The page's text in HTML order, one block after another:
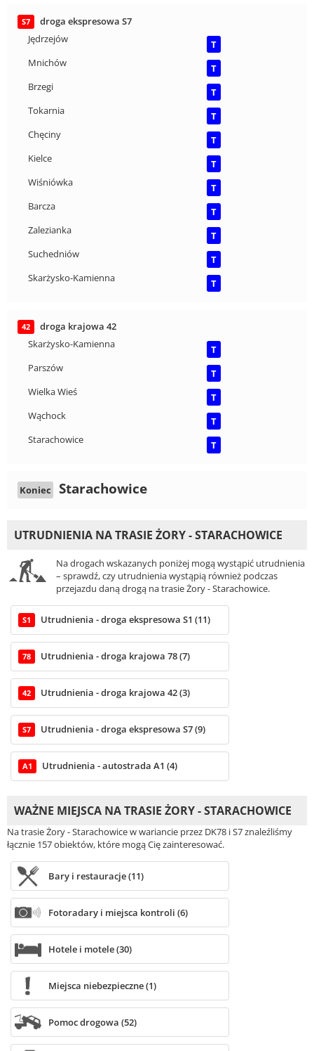
S7
droga ekspresowa S7
Jędrzejów
T
Mnichów
T
Brzegi
T
Tokarnia
T
Chęciny
T
Kielce
T
Wiśniówka
T
Barcza
T
Zalezianka
T
Suchedniów
T
Skarżysko-Kamienna
T
42
droga krajowa 42
Skarżysko-Kamienna
T
Parszów
T
Wielka Wieś
T
Wąchock
T
Starachowice
T
Koniec Starachowice
UTRUDNIENIA NA TRASIE ŻORY - STARACHOWICE
Na drogach wskazanych poniżej mogą wystąpić utrudnienia
– sprawdź, czy utrudnienia wystąpią również podczas
przejazdu daną drogą na trasie Żory - Starachowice.
S1 Utrudnienia - droga ekspresowa S1 (11)
78 Utrudnienia - droga krajowa 78 (7)
42 Utrudnienia - droga krajowa 42 (3)
S7 Utrudnienia - droga ekspresowa S7 (9)
A1 Utrudnienia - autostrada A1 (4)
WAŻNE MIEJSCA NA TRASIE ŻORY - STARACHOWICE
Na trasie Żory - Starachowice w wariancie przez DK78 i S7 znaleźliśmy
łącznie 157 obiektów, które mogą Cię zainteresować.
Bary i restauracje (11)
Fotoradary i miejsca kontroli (6)
Hotele i motele (30)
Miejsca niebezpieczne (1)
Pomoc drogowa (52)